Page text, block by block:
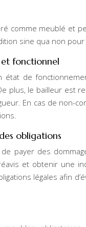
comme meublé et
sine qua non
fonctionnel
de
plus, le bailleur est
En cas de non-
obligations
payer des
et obtenir une
légales afin